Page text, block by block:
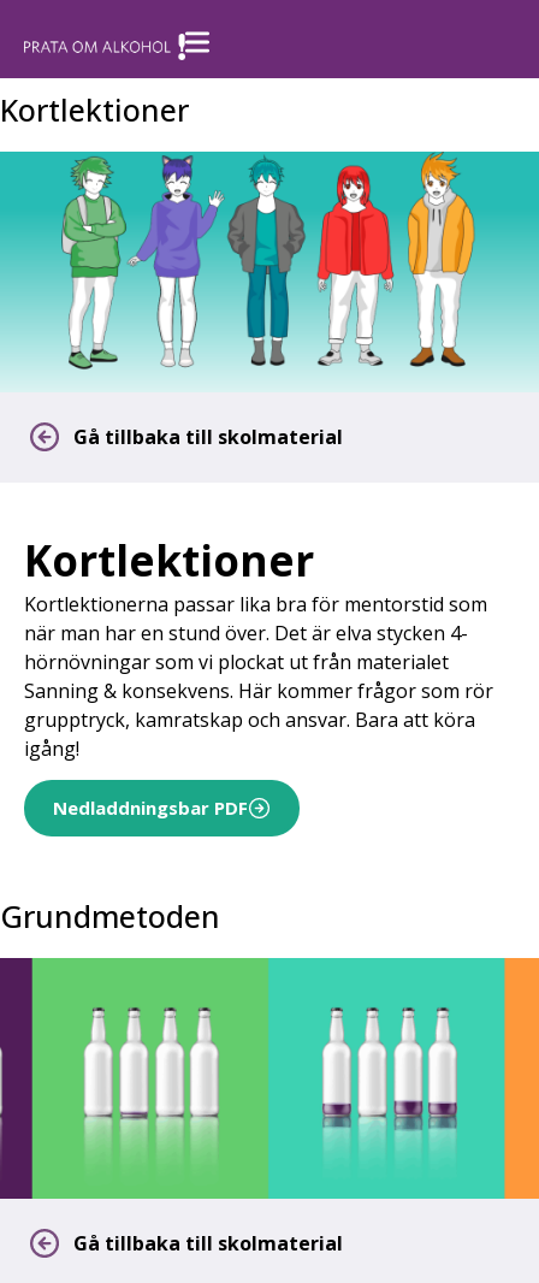
Kortlektioner
Gå tillbaka till skolmaterial
Kortlektioner
Kortlektionerna passar lika bra för mentorstid som
när man har en stund över. Det är elva stycken 4-
hörnövningar som vi plockat ut från materialet
Sanning & konsekvens. Här kommer frågor som rör
grupptryck, kamratskap och ansvar. Bara att köra
igång!
Nedladdningsbar PDF
Grundmetoden
Gå tillbaka till skolmaterial